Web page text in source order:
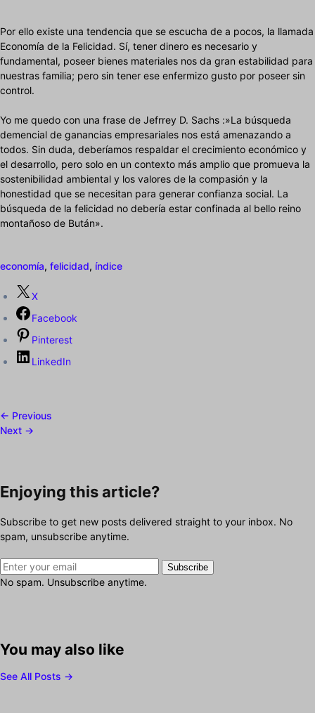
Por ello existe una tendencia que se escucha de a pocos, la llamada
Economía de la Felicidad. Sí, tener dinero es necesario y
fundamental, poseer bienes materiales nos da gran estabilidad para
nuestras familia; pero sin tener ese enfermizo gusto por poseer sin
control.
Yo me quedo con una frase de Jefrrey D. Sachs :»La búsqueda
demencial de ganancias empresariales nos está amenazando a
todos. Sin duda, deberíamos respaldar el crecimiento económico y
el desarrollo, pero solo en un contexto más amplio que promueva la
sostenibilidad ambiental y los valores de la compasión y la
honestidad que se necesitan para generar confianza social. La
búsqueda de la felicidad no debería estar confinada al bello reino
montañoso de Bután».
economía, felicidad, índice
X
Facebook
Pinterest
LinkedIn
← Previous
Next →
Enjoying this article?
Subscribe to get new posts delivered straight to your inbox. No
spam, unsubscribe anytime.
Subscribe
No spam. Unsubscribe anytime.
You may also like
See All Posts →